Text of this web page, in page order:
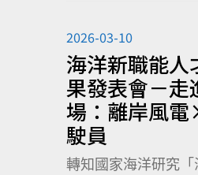
2026-03-10
海洋新職能人
果發表會－走
場：離岸風
駛員
轉知國家海洋研究